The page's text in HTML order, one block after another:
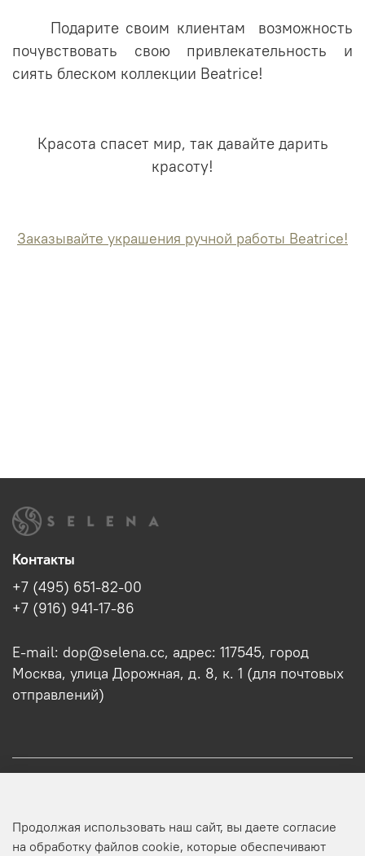
Подарите своим клиентам возможность
почувствовать свою привлекательность и
сиять блеском коллекции Beatrice!
Красота спасет мир, так давайте дарить
красоту!
Заказывайте украшения ручной работы Beatrice!
Оптовикам
Контакты
+7 (495) 651-82-00
+7 (916) 941-17-86
E-mail: dop@selena.cc, адрес: 117545, город
Москва, улица Дорожная, д. 8, к. 1 (для почтовых
отправлений)
Продолжая использовать наш сайт, вы даете согласие
на обработку файлов cookie, которые обеспечивают